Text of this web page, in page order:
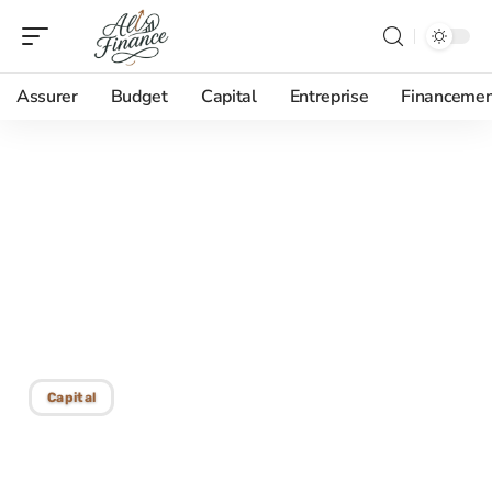
Assurer Budget Capital Entreprise
Capital